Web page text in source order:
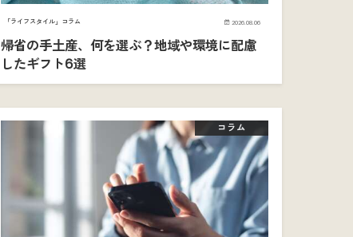
「ライフスタイル」コラム 2026.08.06
帰省の手土産、何を選ぶ？地域や環境に配慮
したギフト6選
コラム